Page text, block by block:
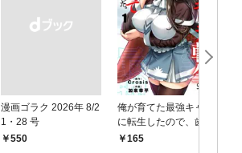
漫画ゴラク 2026年 8/2
1・28 号
￥550
俺が育てた最強キャラ
に転生したので、歯向
かうヤツはすべてぶん
165